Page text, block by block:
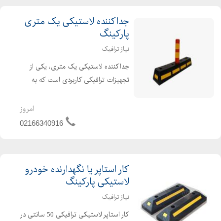
جداکننده لاستیکی یک متری
پارکینگ
نیاز ترافیک
جداکننده لاستیکی یک متری، یکی از
تجهیزات ترافیکی کاربردی است که به
خاصی دارد. جداکننده لاستیکی محصولی
خاص جهت تعیین مرز مسیرهای تردد
امروز
02166340916
کار استاپر یا نگهدارنده خودرو
لاستیکی پارکینگ
نیاز ترافیک
کار استاپر لاستیکی ترافیکی 50 سانتی در